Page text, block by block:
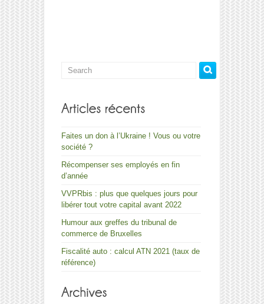
Faites un don à l’Ukraine ! Vous ou votre
société ?
Récompenser ses employés en fin
d’année
VVPRbis : plus que quelques jours pour
libérer tout votre capital avant 2022
Humour aux greffes du tribunal de
commerce de Bruxelles
Fiscalité auto : calcul ATN 2021 (taux de
référence)